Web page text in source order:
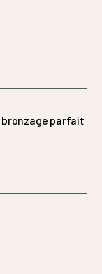
bronzage parfait